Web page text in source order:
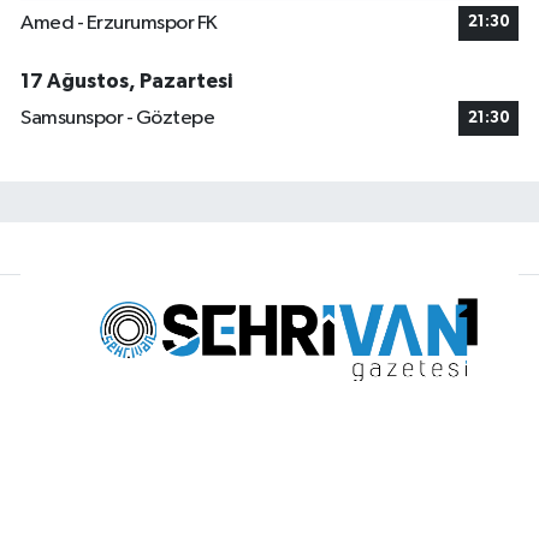
Amed - Erzurumspor FK 21:30
17 Ağustos, Pazartesi
Samsunspor - Göztepe
21:30